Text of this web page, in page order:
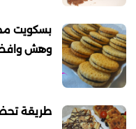
بسكويت
وهش
طريقة